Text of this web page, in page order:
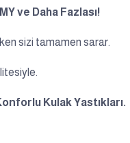
ve Daha Fazlası!
sizi tamamen sarar.
Kulak Yastıkları.